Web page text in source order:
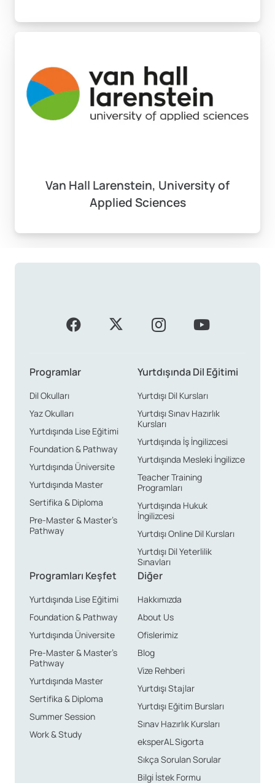
Van Hall Larenstein, University of
Applied Sciences
Programlar
Dil Okulları
Yaz Okulları
Yurtdışında Lise Eğitimi
Foundation & Pathway
Yurtdışında Üniversite
Yurtdışında Master
Sertifika & Diploma
Pre-Master & Master’s
Pathway
Yurtdışında Dil Eğitimi
Yurtdışı Dil Kursları
Yurtdışı Sınav Hazırlık
Kursları
Yurtdışında İş İngilizcesi
Yurtdışında Mesleki İngilizce
Teacher Training
Programları
Yurtdışında Hukuk
İngilizcesi
Yurtdışı Online Dil Kursları
Yurtdışı Dil Yeterlilik
Sınavları
Programları Keşfet
Yurtdışında Lise Eğitimi
Foundation & Pathway
Yurtdışında Üniversite
Pre-Master & Master’s
Pathway
Yurtdışında Master
Sertifika & Diploma
Summer Session
Work & Study
Diğer
Hakkımızda
About Us
Ofislerimiz
Blog
Vize Rehberi
Yurtdışı Stajlar
Yurtdışı Eğitim Bursları
Sınav Hazırlık Kursları
eksperAL Sigorta
Sıkça Sorulan Sorular
Bilgi İstek Formu